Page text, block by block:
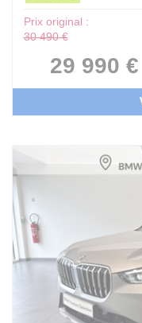
Prix original :
30 490 €
29 990 €